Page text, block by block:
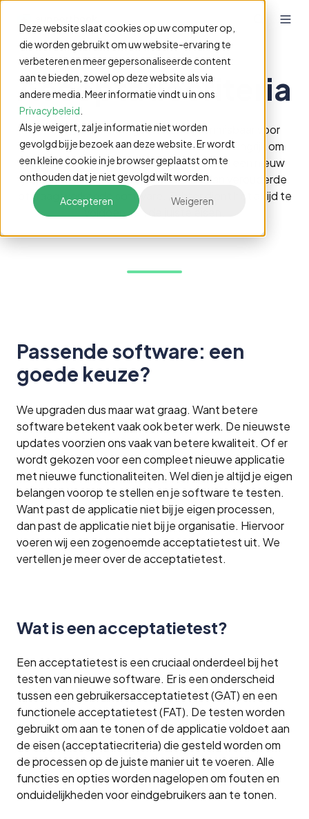
Deze website slaat cookies op uw computer op,
die worden gebruikt om uw website-ervaring te
verbeteren en meer gepersonaliseerde content
aan te bieden, zowel op deze website als via
andere media. Meer informatie vindt u in ons
Privacybeleid
Als je weigert, zal je informatie niet worden
gevolgd bij je bezoek aan deze website. Er wordt
een kleine cookie in je browser geplaatst om te
onthouden dat je niet gevolgd wilt worden.
Accepteren
Weigeren
Acceptatiecriteria
De software die we gebruiken zijn onmisbaar voor
onze dagelijkse processen. Het is dus belangrijk om
deze tijdig te updaten of te voorzien van een nieuw
jasje. Er is namelijk niets vervelender dan verouderde
of traag werkende software. Echter dient het altijd te
voldoen aan de juiste eisen.
Passende software: een
goede keuze?
We upgraden dus maar wat graag. Want betere
software betekent vaak ook beter werk. De nieuwste
updates voorzien ons vaak van betere kwaliteit. Of er
wordt gekozen voor een compleet nieuwe applicatie
met nieuwe functionaliteiten. Wel dien je altijd je eigen
belangen voorop te stellen en je software te testen.
Want past de applicatie niet bij je eigen processen,
dan past de applicatie niet bij je organisatie. Hiervoor
voeren wij een zogenoemde acceptatietest uit. We
vertellen je meer over de acceptatietest.
Wat is een acceptatietest?
Een acceptatietest is een cruciaal onderdeel bij het
testen van nieuwe software. Er is een onderscheid
tussen een gebruikersacceptatietest (GAT) en een
functionele acceptatietest (FAT). De testen worden
gebruikt om aan te tonen of de applicatie voldoet aan
de eisen (acceptatiecriteria) die gesteld worden om
de processen op de juiste manier uit te voeren. Alle
functies en opties worden nagelopen om fouten en
onduidelijkheden voor eindgebruikers aan te tonen.